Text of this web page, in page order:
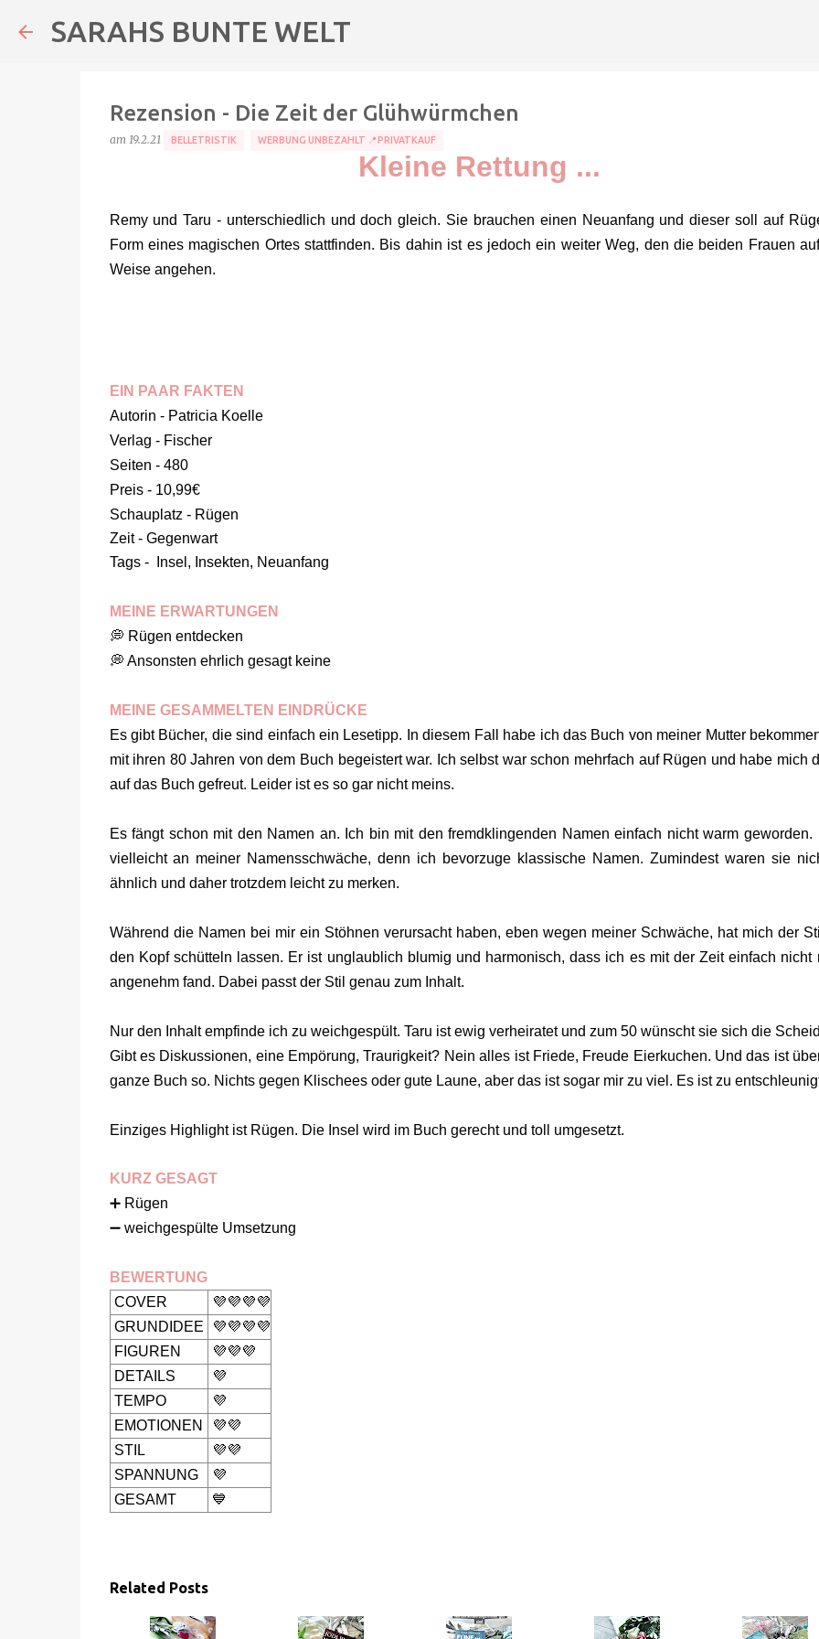
SARAHS BUNTE WELT
Rezension - Die Zeit der Glühwürmchen
am 19.2.21 BELLETRISTIK WERBUNG UNBEZAHLT 📍PRIVATKAUF
Kleine Rettung ...
Remy und Taru - unterschiedlich und doch gleich. Sie brauchen einen Neuanfang und dieser soll auf
Form eines magischen Ortes stattfinden. Bis dahin ist es jedoch ein weiter Weg, den die beiden Frauen
Weise angehen.
EIN PAAR FAKTEN
Autorin - Patricia Koelle
Verlag - Fischer
Seiten - 480
Preis - 10,99€
Schauplatz - Rügen
Zeit - Gegenwart
Tags - Insel, Insekten, Neuanfang
MEINE ERWARTUNGEN
💭 Rügen entdecken
💭 Ansonsten ehrlich gesagt keine
MEINE GESAMMELTEN EINDRÜCKE
Es gibt Bücher, die sind einfach ein Lesetipp. In diesem Fall habe ich das Buch von meiner Mutter
mit ihren 80 Jahren von dem Buch begeistert war. Ich selbst war schon mehrfach auf Rügen und habe mich
auf das Buch gefreut. Leider ist es so gar nicht meins.
Es fängt schon mit den Namen an. Ich bin mit den fremdklingenden Namen einfach nicht warm geworden.
vielleicht an meiner Namensschwäche, denn ich bevorzuge klassische Namen. Zumindest waren sie
ähnlich und daher trotzdem leicht zu merken.
Während die Namen bei mir ein Stöhnen verursacht haben, eben wegen meiner Schwäche, hat mich der
den Kopf schütteln lassen. Er ist unglaublich blumig und harmonisch, dass ich es mit der Zeit einfach nicht
angenehm fand. Dabei passt der Stil genau zum Inhalt.
Nur den Inhalt empfinde ich zu weichgespült. Taru ist ewig verheiratet und zum 50 wünscht sie sich die
Gibt es Diskussionen, eine Empörung, Traurigkeit? Nein alles ist Friede, Freude Eierkuchen. Und das ist
ganze Buch so. Nichts gegen Klischees oder gute Laune, aber das ist sogar mir zu viel. Es ist zu
Einziges Highlight ist Rügen. Die Insel wird im Buch gerecht und toll umgesetzt.
KURZ GESAGT
➕ Rügen
➖ weichgespülte Umsetzung
BEWERTUNG
COVER
💜💜💜💜
GRUNDIDEE
💜💜💜💜
FIGUREN
💜💜💜
DETAILS
💜
TEMPO
💜
EMOTIONEN
💜💜
STIL
💜💜
SPANNUNG
💜
GESAMT
💙
Related Posts